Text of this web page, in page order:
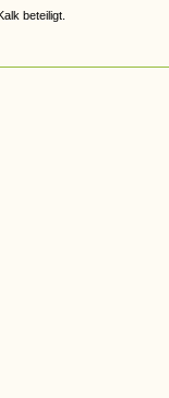
beteiligt.